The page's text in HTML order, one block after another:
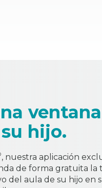
hijo.
, nuestra aplicación
de forma gratuita la
del aula de su hijo en